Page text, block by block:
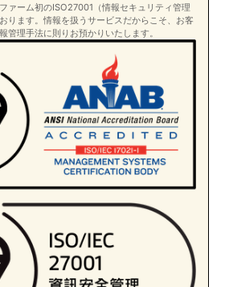
ァーム初のISO27001（情報セキュリティ管理
ります。情報を扱うサービスだからこそ、お客
管理手法に則りお預かりいたします。